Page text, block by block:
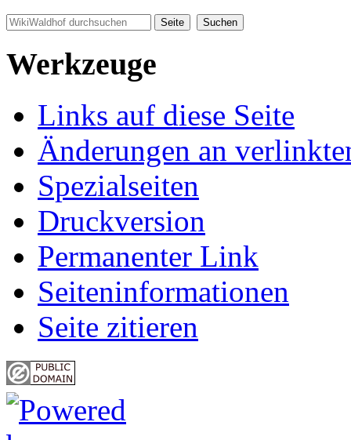
Werkzeuge
Links auf diese Seite
Änderungen an
Spezialseiten
Druckversion
Permanenter Link
Seiten­informationen
Seite zitieren